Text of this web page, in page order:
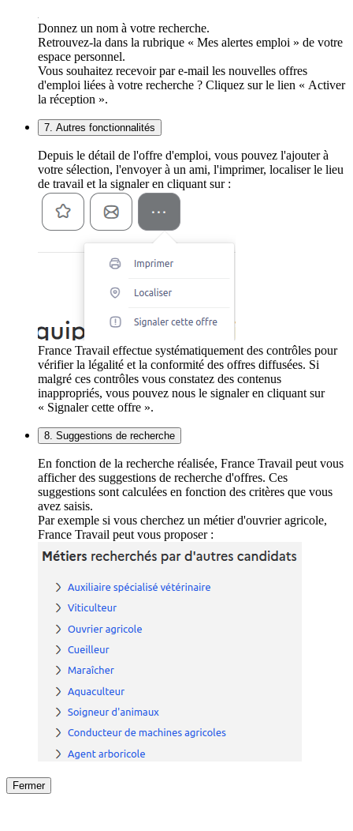
Donnez un nom à votre recherche.
Retrouvez-la dans la rubrique « Mes alertes emploi » de votre
espace personnel.
Vous souhaitez recevoir par e-mail les nouvelles offres
d'emploi liées à votre recherche ? Cliquez sur le lien « Activer
la réception ».
7. Autres fonctionnalités
Depuis le détail de l'offre d'emploi, vous pouvez l'ajouter à
votre sélection, l'envoyer à un ami, l'imprimer, localiser le lieu
de travail et la signaler en cliquant sur :
France Travail effectue systématiquement des contrôles pour
vérifier la légalité et la conformité des offres diffusées. Si
malgré ces contrôles vous constatez des contenus
inappropriés, vous pouvez nous le signaler en cliquant sur
« Signaler cette offre ».
8. Suggestions de recherche
En fonction de la recherche réalisée, France Travail peut vous
afficher des suggestions de recherche d'offres. Ces
suggestions sont calculées en fonction des critères que vous
avez saisis.
Par exemple si vous cherchez un métier d'ouvrier agricole,
France Travail peut vous proposer :
Fermer